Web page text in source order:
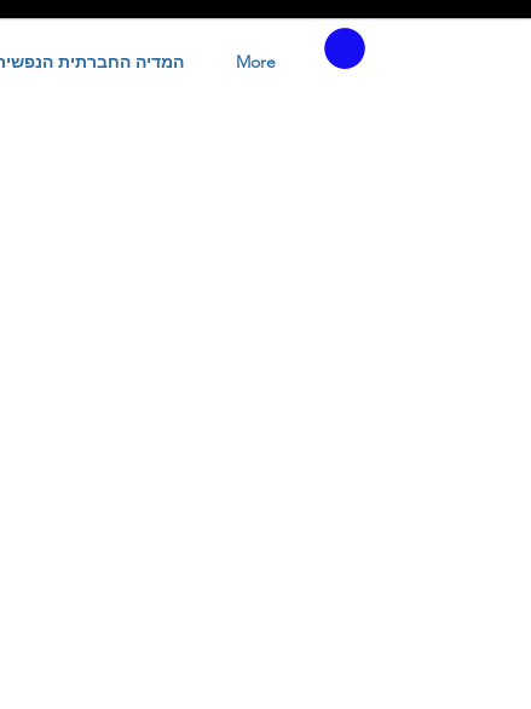
המדיה החברתית More